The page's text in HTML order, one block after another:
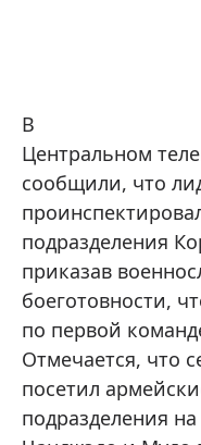
В
Центральном
сообщили, что
подразделения
приказав
боеготовности,
по первой
Отмечается, что
посетил
подразделения